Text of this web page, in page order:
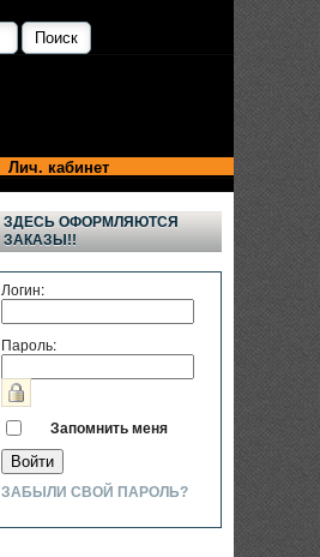
Лич. кабинет
ЗДЕСЬ ОФОРМЛЯЮТСЯ
ЗАКАЗЫ!!
Логин:
Пароль:
Запомнить меня
ЗАБЫЛИ СВОЙ ПАРОЛЬ?